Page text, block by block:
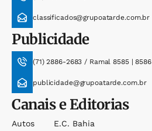
classificados@grupoatarde.com.br
Publicidade
(71) 2886-2683 / Ramal 8585 | 8586
publicidade@grupoatarde.com.br
Canais e Editorias
Autos
E.c. Bahia